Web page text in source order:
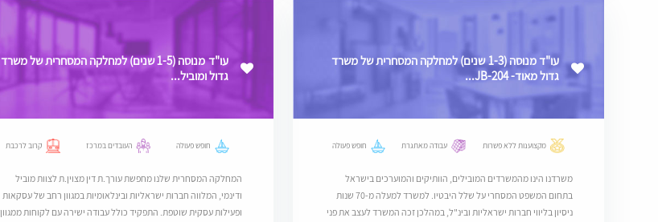
עו"ד מנוסה (1-3 שנים) למחלקה המסחרית של משרד
גדול מאוד- JB-204...
מקצוענות ללא פשרות עבודה מאתגרת חופש פעולה
משרדנו הינו מהמשרדים המובילים, הוותיקים והמוערכים בישראל
בתחום המשפט המסחרי על שלל היבטיו. למשרד למעלה מ-70 שנות
ניסיון בליווי חברות ישראליות ובינ"ל, במהלכן זכה המשרד לעצב את פני
עו"ד מנוסה (1-5 שנים) למחלקה המסחרית של משרד
גדול ומוביל...
חופש פעולה העובדים במרכז קרוב לרכבת
המחלקה המסחרית שלנו מחפשת עורך.ת דין מצוין.ת לצוות מוביל
ודינמי, המלווה חברות ישראליות ובינלאומיות במגוון רחב של עסקאות
ופעילות עסקית שוטפת. התפקיד כולל עבודה ישירה עם לקוחות ממגוון